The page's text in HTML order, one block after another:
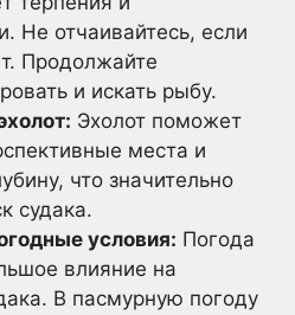
Не отчаивайтесь, если
Продолжайте
и искать рыбу.
Эхолот поможет
места и
что значительно
судака.
условия: Погода
влияние на
В пасмурную погоду